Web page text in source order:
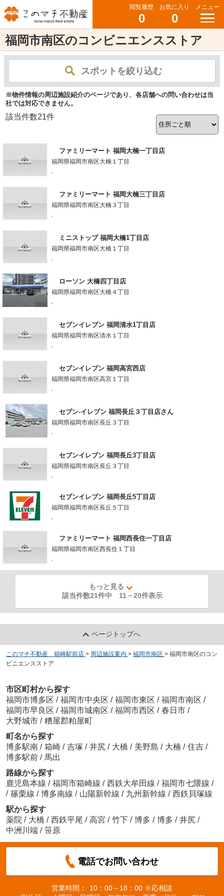
閲覧履歴
0
お気に入り
0
メニュー
福岡市南区のコンビニエンスストア
スポットを絞り込む
※物件情報の周辺施設紹介のページであり、各店舗への問い合わせは当
社では対応できません。
該当件数21件
ファミリーマート 福岡大楠一丁目店
福岡県福岡市南区大楠１丁目
-
ファミリーマート 福岡大楠三丁目店
福岡県福岡市南区大楠３丁目
-
ミニストップ 福岡大橋1丁目店
福岡県福岡市南区大橋１丁目
-
ローソン 大橋四丁目店
福岡県福岡市南区大橋４丁目
-
セブンイレブン 福岡清水1丁目店
福岡県福岡市南区清水１丁目
-
セブンイレブン 福岡高宮西店
福岡県福岡市南区高宮１丁目
-
セブン-イレブン 福岡長丘３丁目店さん
福岡県福岡市南区長丘３丁目
-
セブンイレブン 福岡長丘3丁目店
福岡県福岡市南区長丘３丁目
-
セブンイレブン 福岡長丘5丁目店
福岡県福岡市南区長丘５丁目
-
ファミリーマート 福岡西長住一丁目店
福岡県福岡市南区西長住１丁目
-
もっと見る
該当件数21件中 11 －20件表示
ページトップへ
このマチ不動産 箱崎駅前店 > 周辺施設案内 > 福岡市南区 > 福岡市南区のコン
ビニエンスストア
市区町村から探す
福岡市博多区 / 福岡市中央区 / 福岡市東区 / 福岡市南区 /
福岡市早良区 / 福岡市城南区 / 福岡市西区 / 春日市 /
大野城市 / 糟屋郡粕屋町
町名から探す
博多駅南 / 箱崎 / 吉塚 / 井尻 / 大橋 / 美野島 / 大楠 / 住吉 /
博多駅前 / 馬出
路線から探す
鹿児島本線 / 福岡市箱崎線 / 西鉄大牟田線 / 福岡市七隈線 /
/ 篠栗線 / 博多南線 / 山陽新幹線 / 九州新幹線 / 西鉄貝塚線
駅から探す
薬院 / 大橋 / 西鉄平尾 / 高宮 / 竹下 / 博多 / 博多 / 井尻 /
中洲川端 / 笹原
電話でお問い合わせ
営業時間：
10：00～18：00 ※応相談